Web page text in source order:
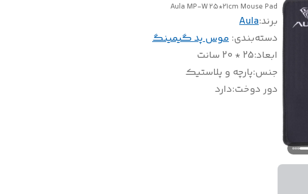
Aula MP-W 25*21cm Mouse Pad
برند:Aula
دسته‌بندی: موس پد گیمینگ
ابعاد:25 * 20 سانت
جنس:پارچه و پلاستیک
دور دوخت:دارد